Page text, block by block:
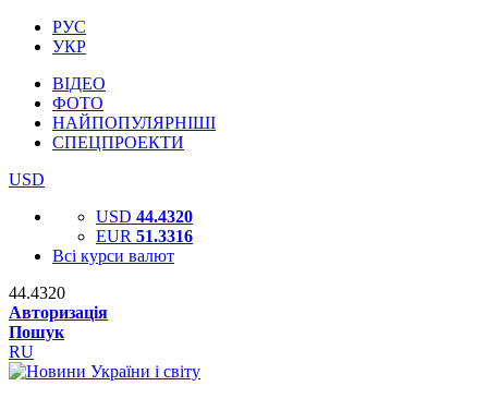
РУС
УКР
ВІДЕО
ФОТО
НАЙПОПУЛЯРНІШІ
СПЕЦПРОЕКТИ
USD
USD 44.4320
EUR 51.3316
Всі курси валют
44.4320
Авторизація
Пошук
RU